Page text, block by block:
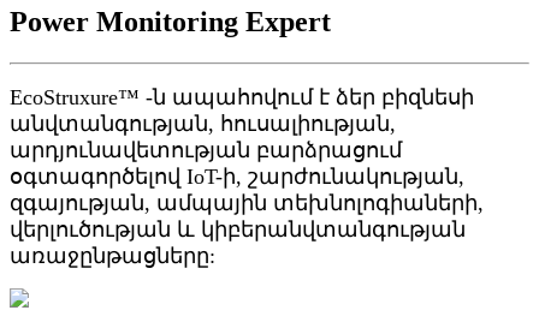
Power Monitoring Expert
EcoStruxure™ -ն ապահովում է ձեր բիզնեսի
անվտանգության, հուսալիության,
արդյունավետության բարձրացում
օգտագործելով IoT-ի, շարժունակության,
զգայության, ամպային տեխնոլոգիաների,
վերլուծության և կիբերանվտանգության
առաջընթացները: